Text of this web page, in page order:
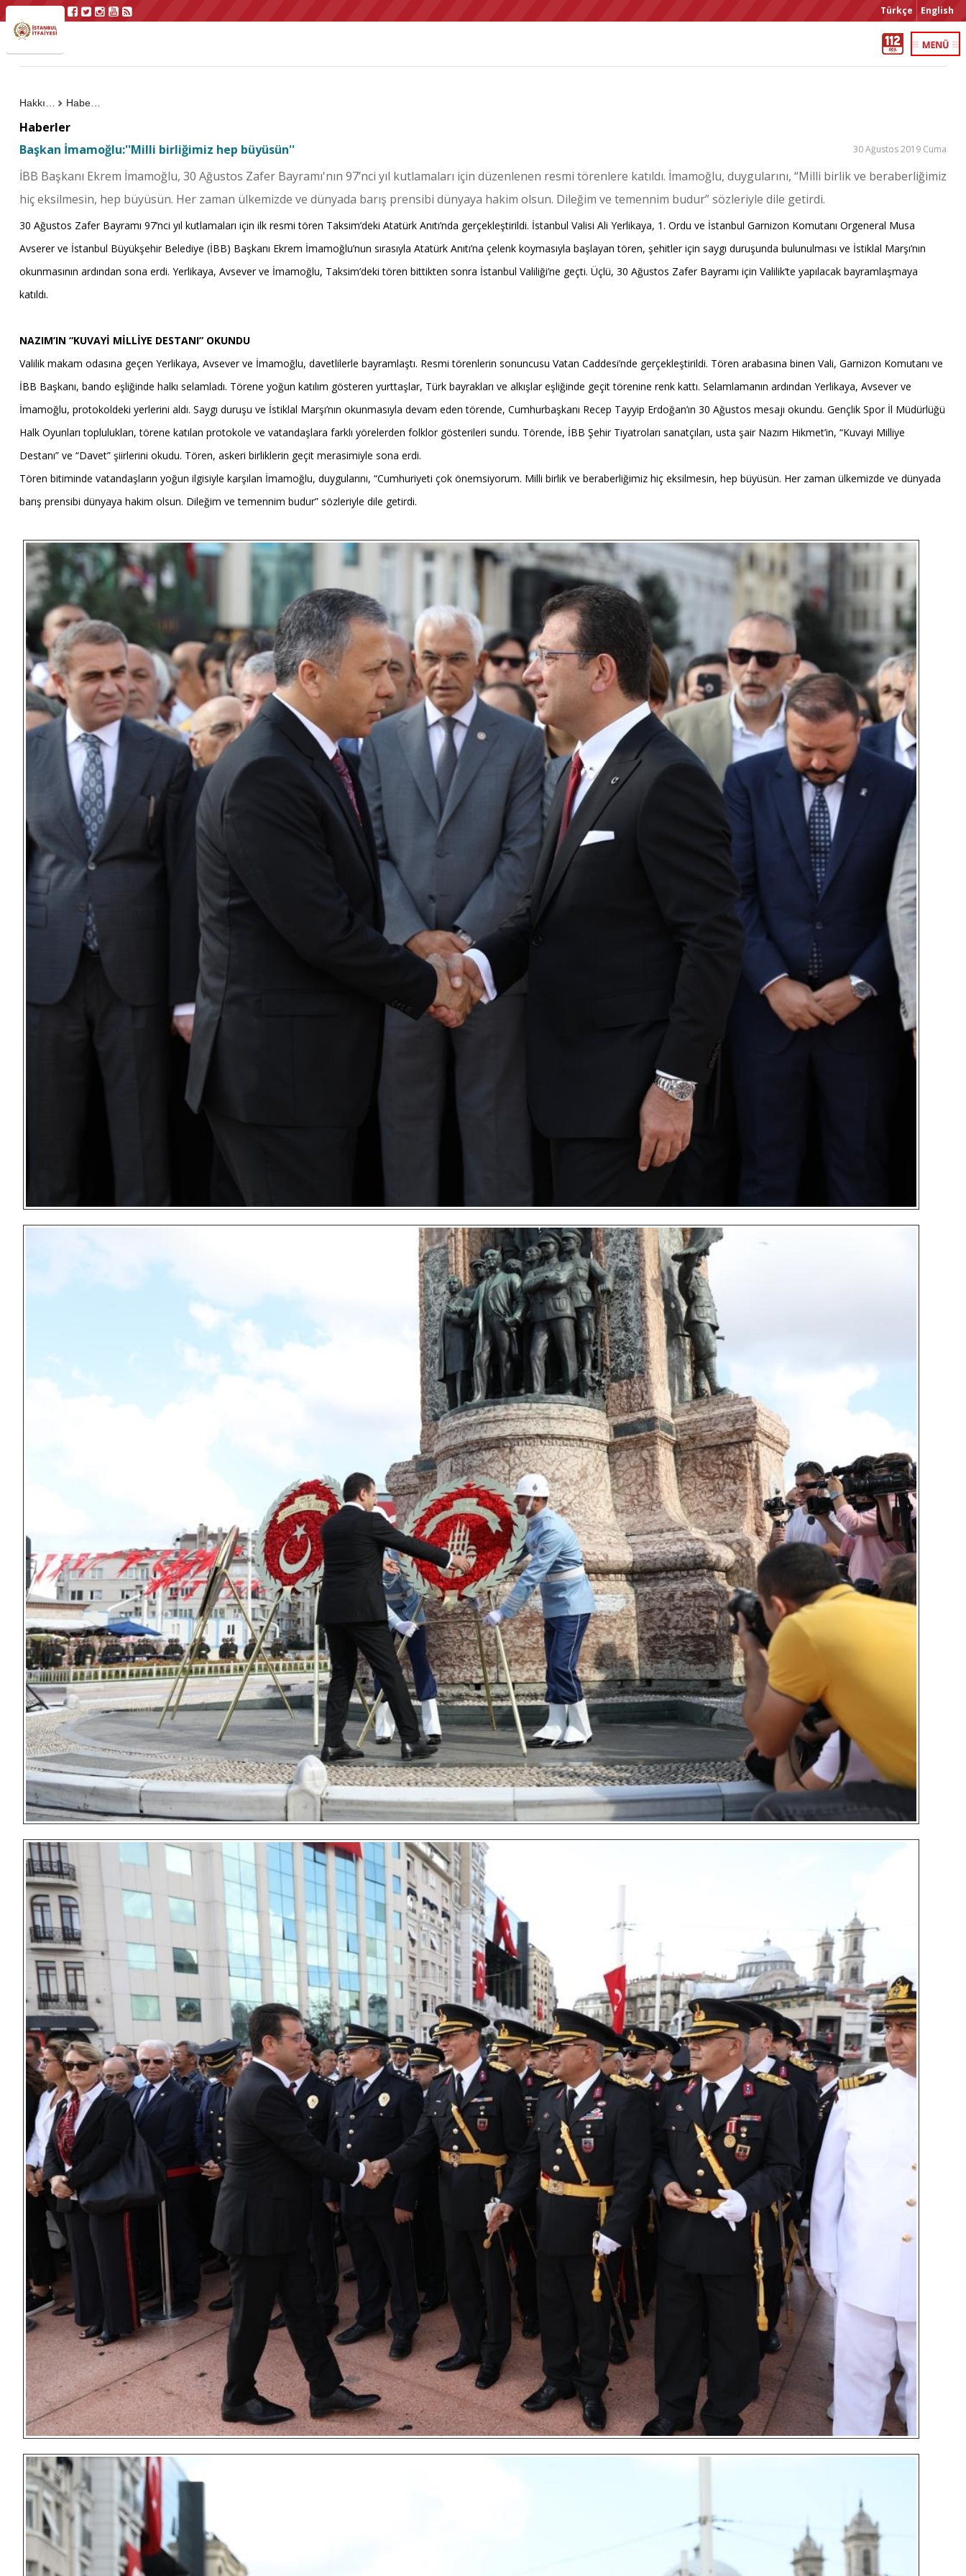
Türkçe English
Haberler
Haberler
Başkan İmamoğlu:''Milli birliğimiz hep büyüsün''
30 Ağustos 2019 Cuma
İBB Başkanı Ekrem İmamoğlu, 30 Ağustos Zafer Bayramı'nın 97’nci yıl kutlamaları için düzenlenen resmi törenlere katıldı. İmamoğlu, duygularını, “Milli birlik ve beraberliğimiz
hiç eksilmesin, hep büyüsün. Her zaman ülkemizde ve dünyada barış prensibi dünyaya hakim olsun. Dileğim ve temennim budur” sözleriyle dile getirdi.
30 Ağustos Zafer Bayramı 97’nci yıl kutlamaları için ilk resmi tören Taksim’deki Atatürk Anıtı’nda gerçekleştirildi. İstanbul Valisi Ali Yerlikaya, 1. Ordu ve İstanbul Garnizon Komutanı Orgeneral Musa
Avserer ve İstanbul Büyükşehir Belediye (İBB) Başkanı Ekrem İmamoğlu’nun sırasıyla Atatürk Anıtı’na çelenk koymasıyla başlayan tören, şehitler için saygı duruşunda bulunulması ve İstiklal Marşı’nın
okunmasının ardından sona erdi. Yerlikaya, Avsever ve İmamoğlu, Taksim’deki tören bittikten sonra İstanbul Valiliği’ne geçti. Üçlü, 30 Ağustos Zafer Bayramı için Valilik’te yapılacak bayramlaşmaya
katıldı.
NAZIM’IN “KUVAYİ MİLLİYE DESTANI” OKUNDU
Valilik makam odasına geçen Yerlikaya, Avsever ve İmamoğlu, davetlilerle bayramlaştı. Resmi törenlerin sonuncusu Vatan Caddesi’nde gerçekleştirildi. Tören arabasına binen Vali, Garnizon Komutanı ve
İBB Başkanı, bando eşliğinde halkı selamladı. Törene yoğun katılım gösteren yurttaşlar, Türk bayrakları ve alkışlar eşliğinde geçit törenine renk kattı. Selamlamanın ardından Yerlikaya, Avsever ve
İmamoğlu, protokoldeki yerlerini aldı. Saygı duruşu ve İstiklal Marşı’nın okunmasıyla devam eden törende, Cumhurbaşkanı Recep Tayyip Erdoğan’ın 30 Ağustos mesajı okundu. Gençlik Spor İl Müdürlüğü
Halk Oyunları toplulukları, törene katılan protokole ve vatandaşlara farklı yörelerden folklor gösterileri sundu. Törende, İBB Şehir Tiyatroları sanatçıları, usta şair Nazım Hikmet’in, “Kuvayi Milliye
Destanı” ve “Davet” şiirlerini okudu. Tören, askeri birliklerin geçit merasimiyle sona erdi.
Tören bitiminde vatandaşların yoğun ilgisiyle karşılan İmamoğlu, duygularını, “Cumhuriyeti çok önemsiyorum. Milli birlik ve beraberliğimiz hiç eksilmesin, hep büyüsün. Her zaman ülkemizde ve dünyada
barış prensibi dünyaya hakim olsun. Dileğim ve temennim budur” sözleriyle dile getirdi.